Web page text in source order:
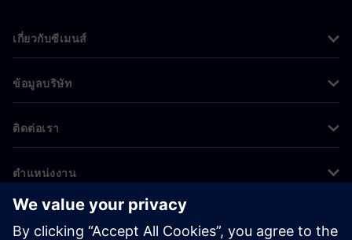
เกี่ยวกับซีเมนส์
ข้อมูลบริษัท
ติดต่อเรา
ตำแหน่งงาน